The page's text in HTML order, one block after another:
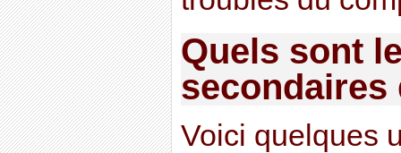
Quels sont
secondaires
Voici quelques